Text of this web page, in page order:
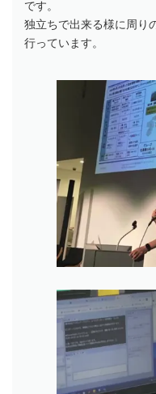
です。
独立ちで出来る様に周り
行っています。